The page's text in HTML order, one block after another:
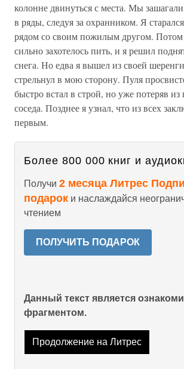
колонне двинуться с места. Мы
в ряды, следуя за охранником. Я
рядом со своим пожилым другом.
сильно захотелось пить, и я решил
снега. Но едва я вышел из своей
стрельнул в мою сторону. Пуля
быстро встал в строй, но уже потеряв из
соседа. Позднее я узнал, что из всех
первым.
Более 800 000 книг и
Получи 2 месяца Литрес
подарок и наслаждайся
чтением
ПОЛУЧИТЬ ПОДАРОК
Данный текст является
фрагментом.
Продолжение на Литрес